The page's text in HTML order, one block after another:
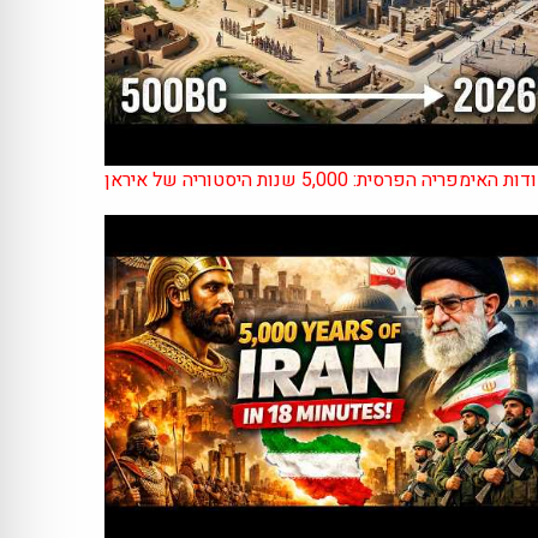
האימפריה הפרסית: 5,000 שנות היסטוריה של איראן